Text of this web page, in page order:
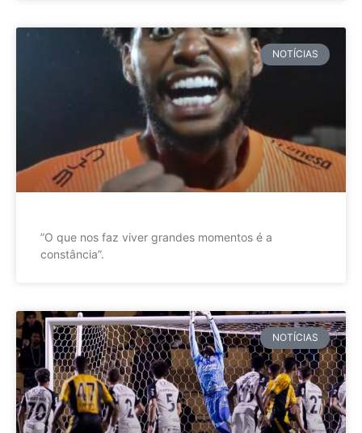
NOTÍCIAS
”O que nos faz viver grandes momentos é a
constância”.
NOTÍCIAS